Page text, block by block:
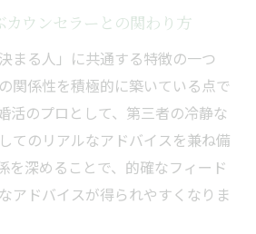
カウンセラーとの関わり方
まる人」に共通する特徴の一つ
関係性を積極的に築いている点で
活のプロとして、第三者の冷静な
てのリアルなアドバイスを兼ね備
を深めることで、的確なフィード
アドバイスが得られやすくなりま